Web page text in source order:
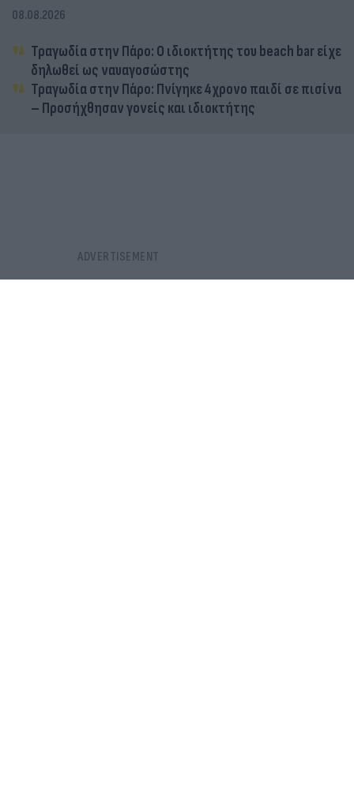
08.08.2026
Τραγωδία στην Πάρο: Ο ιδιοκτήτης του beach bar είχε
δηλωθεί ως ναυαγοσώστης
Τραγωδία στην Πάρο: Πνίγηκε 4χρονο παιδί σε πισίνα
– Προσήχθησαν γονείς και ιδιοκτήτης